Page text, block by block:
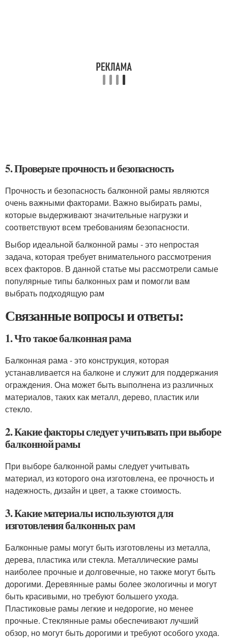
5. Проверьте прочность и безопасность
Прочность и безопасность балконной рамы являются
очень важными факторами. Важно выбирать рамы,
которые выдерживают значительные нагрузки и
соответствуют всем требованиям безопасности.
Выбор идеальной балконной рамы - это непростая
задача, которая требует внимательного рассмотрения
всех факторов. В данной статье мы рассмотрели самые
популярные типы балконных рам и помогли вам
выбрать подходящую рам
Связанные вопросы и ответы:
1. Что такое балконная рама
Балконная рама - это конструкция, которая
устанавливается на балконе и служит для поддержания
ограждения. Она может быть выполнена из различных
материалов, таких как металл, дерево, пластик или
стекло.
2. Какие факторы следует учитывать при выборе
балконной рамы
При выборе балконной рамы следует учитывать
материал, из которого она изготовлена, ее прочность и
надежность, дизайн и цвет, а также стоимость.
3. Какие материалы используются для
изготовления балконных рам
Балконные рамы могут быть изготовлены из металла,
дерева, пластика или стекла. Металлические рамы
наиболее прочные и долговечные, но также могут быть
дорогими. Деревянные рамы более экологичны и могут
быть красивыми, но требуют большего ухода.
Пластиковые рамы легкие и недорогие, но менее
прочные. Стеклянные рамы обеспечивают лучший
обзор, но могут быть дорогими и требуют особого ухода.